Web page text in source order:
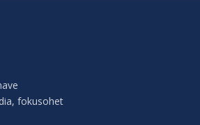
fokusohet